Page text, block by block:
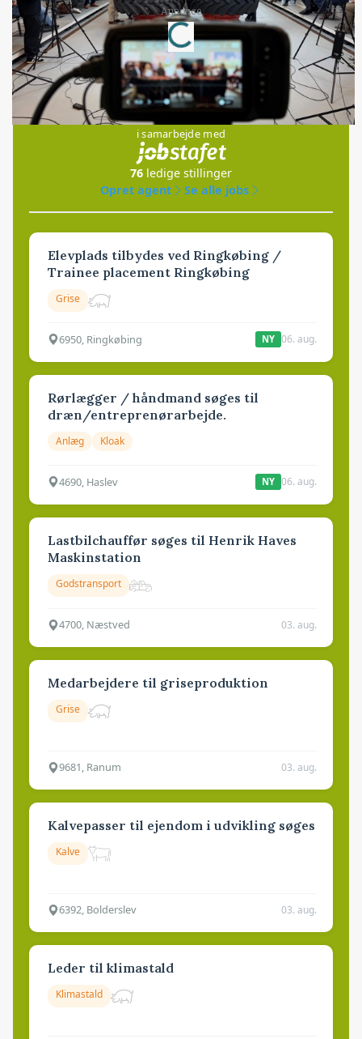
Annonce
Loading...
Jobs
i samarbejde med
76 ledige stillinger
Opret agent
Se alle jobs
Elevplads tilbydes ved Ringkøbing /
Trainee placement Ringkøbing
Grise
6950, Ringkøbing NY 06. aug.
Rørlægger / håndmand søges til
dræn/entreprenørarbejde.
Anlæg Kloak
4690, Haslev NY 06. aug.
Lastbilchauffør søges til Henrik Haves
Maskinstation
Godstransport
4700, Næstved 03. aug.
Medarbejdere til griseproduktion
Grise
9681, Ranum 03. aug.
Kalvepasser til ejendom i udvikling søges
Kalve
6392, Bolderslev 03. aug.
Leder til klimastald
Klimastald